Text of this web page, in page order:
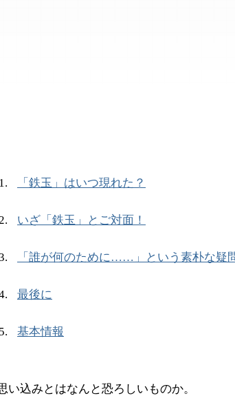
「鉄玉」はいつ現れた？
いざ「鉄玉」とご対面！
「誰が何のために……」という素朴な疑
最後に
基本情報
い込みとはなんと恐ろしいものか。